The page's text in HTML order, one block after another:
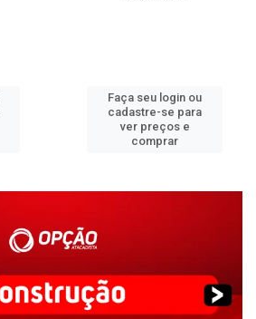
Faça seu login ou
cadastre-se para
ver preços e
comprar